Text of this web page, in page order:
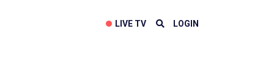
LIVE TV LOGIN